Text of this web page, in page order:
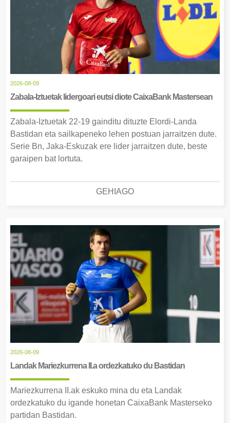
2026-08-09
Zabala-Iztuetak lidergoari eutsi diote CaixaBank Mastersean
Zabala-Iztuetak 22-19 gainditu dituzte Elordi-Landa
Bastidan eta sailkapeneko lehen postuan jarraitzen dute.
Serie Bn, Jaka-Eskuzak ere lider jarraitzen dute, beste
garaipen bat lortuta.
GEHIAGO
2026-08-09
Landak Mariezkurrena II.a ordezkatuko du Bastidan
Mariezkurrena II.ak eskuko mina du eta Landak
ordezkatuko du igande honetan CaixaBank Masterseko
partidan Bastidan.